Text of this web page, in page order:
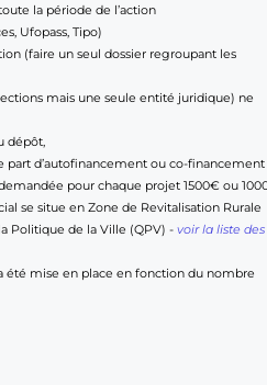
la période de l’action
Ufopass, Tipo)
(faire un seul dossier regroupant les
mais une seule entité juridique) ne
dépôt,
d’autofinancement ou co-financement
pour chaque projet 1500€ ou
se situe en Zone de Revitalisation Rurale
Politique de la Ville (QPV) - voir la liste des
mise en place en fonction du nombre